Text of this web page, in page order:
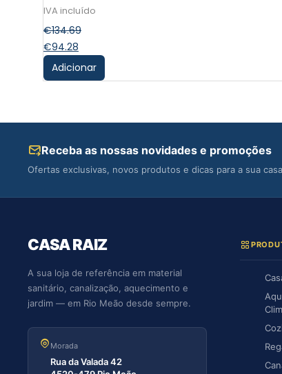
€134.69
€94.28
Adicionar
Receba as nossas novidades e promoções
Ofertas exclusivas, novos produtos e dicas para a sua
CASA RAIZ
A sua loja de referência em material
sanitário, canalização, aquecimento e
jardim — em Rio Meão desde sempre.
Morada
Rua da Valada 42